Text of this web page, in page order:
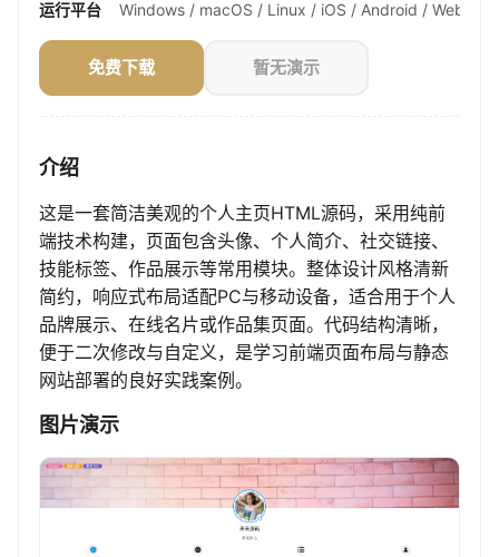
运行平台
Windows / macOS / Linux / iOS / Android / Web
免费下载 暂无演示
介绍
这是一套简洁美观的个人主页HTML源码，采用纯前
端技术构建，页面包含头像、个人简介、社交链接、
技能标签、作品展示等常用模块。整体设计风格清新
简约，响应式布局适配PC与移动设备，适合用于个人
品牌展示、在线名片或作品集页面。代码结构清晰，
便于二次修改与自定义，是学习前端页面布局与静态
网站部署的良好实践案例。
图片演示